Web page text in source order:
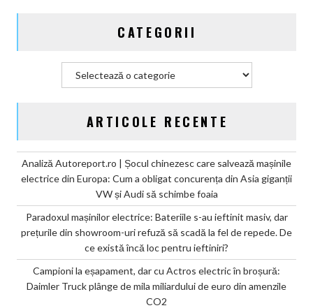
CO2
CATEGORII
ARTICOLE RECENTE
Analiză Autoreport.ro | Șocul chinezesc care salvează mașinile
electrice din Europa: Cum a obligat concurența din Asia giganții
VW și Audi să schimbe foaia
Paradoxul mașinilor electrice: Bateriile s-au ieftinit masiv, dar
prețurile din showroom-uri refuză să scadă la fel de repede. De
ce există încă loc pentru ieftiniri?
Campioni la eșapament, dar cu Actros electric în broșură:
Daimler Truck plânge de mila miliardului de euro din amenzile
CO2